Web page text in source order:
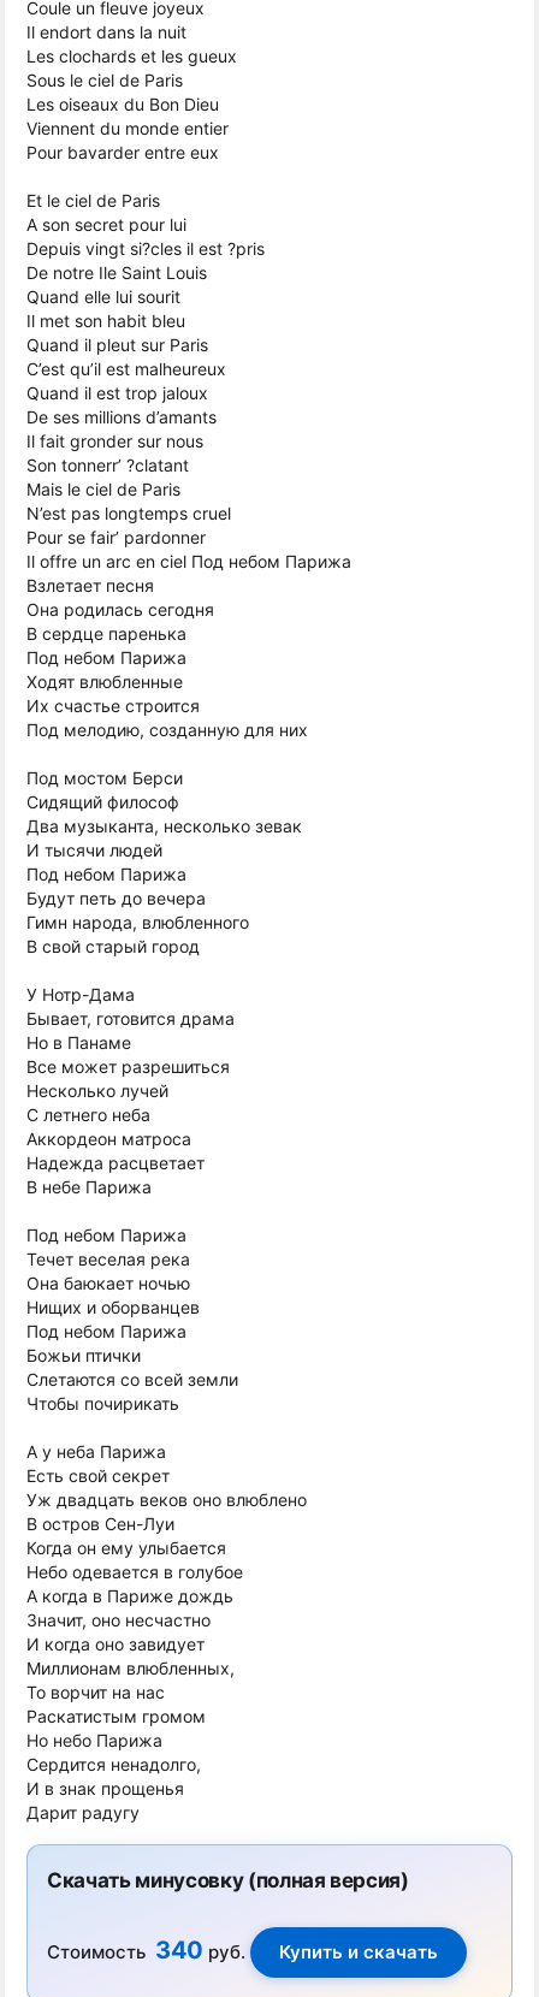
Coule un fleuve joyeux
Il endort dans la nuit
Les clochards et les gueux
Sous le ciel de Paris
Les oiseaux du Bon Dieu
Viennent du monde entier
Pour bavarder entre eux
Et le ciel de Paris
A son secret pour lui
Depuis vingt si?cles il est ?pris
De notre Ile Saint Louis
Quand elle lui sourit
Il met son habit bleu
Quand il pleut sur Paris
C’est qu’il est malheureux
Quand il est trop jaloux
De ses millions d’amants
Il fait gronder sur nous
Son tonnerr’ ?clatant
Mais le ciel de Paris
N’est pas longtemps cruel
Pour se fair’ pardonner
Il offre un arc en ciel Под небом Парижа
Взлетает песня
Она родилась сегодня
В сердце паренька
Под небом Парижа
Ходят влюбленные
Их счастье строится
Под мелодию, созданную для них
Под мостом Берси
Сидящий философ
Два музыканта, несколько зевак
И тысячи людей
Под небом Парижа
Будут петь до вечера
Гимн народа, влюбленного
В свой старый город
У Нотр-Дама
Бывает, готовится драма
Но в Панаме
Все может разрешиться
Несколько лучей
С летнего неба
Аккордеон матроса
Надежда расцветает
В небе Парижа
Под небом Парижа
Течет веселая река
Она баюкает ночью
Нищих и оборванцев
Под небом Парижа
Божьи птички
Слетаются со всей земли
Чтобы почирикать
А у неба Парижа
Есть свой секрет
Уж двадцать веков оно влюблено
В остров Сен-Луи
Когда он ему улыбается
Небо одевается в голубое
А когда в Париже дождь
Значит, оно несчастно
И когда оно завидует
Миллионам влюбленных,
То ворчит на нас
Раскатистым громом
Но небо Парижа
Сердится ненадолго,
И в знак прощенья
Дарит радугу
Скачать минусовку (полная версия)
Стоимость 340 руб.